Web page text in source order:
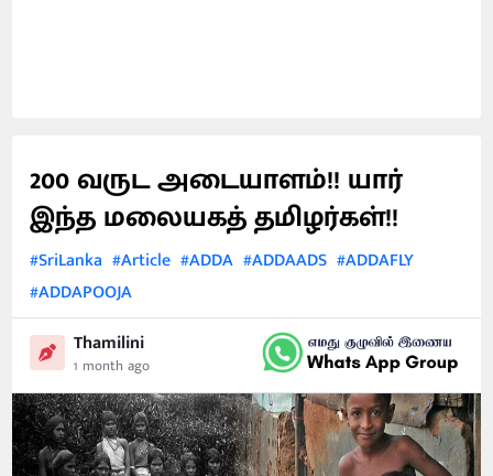
200 வருட அடையாளம்!! யார்
இந்த மலையகத் தமிழர்கள்!!
#SriLanka #Article #ADDA #ADDAADS #ADDAFLY
#ADDAPOOJA
Thamilini
1 month ago